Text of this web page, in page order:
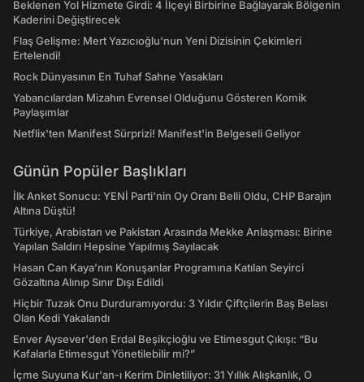
Beklenen Yol Hizmete Girdi: 4 İlçeyi Birbirine Bağlayarak Bölgenin
Kaderini Değiştirecek
Flaş Gelişme: Mert Yazıcıoğlu'nun Yeni Dizisinin Çekimleri
Ertelendi!
Rock Dünyasının En Tuhaf Sahne Yasakları
Yabancılardan Mizahın Evrensel Olduğunu Gösteren Komik
Paylaşımlar
Netflix'ten Manifest Sürprizi! Manifest'in Belgeseli Geliyor
Günün Popüler Başlıkları
İlk Anket Sonucu: YENİ Parti'nin Oy Oranı Belli Oldu, CHP Barajın
Altına Düştü!
Türkiye, Arabistan ve Pakistan Arasında Mekke Anlaşması: Birine
Yapılan Saldırı Hepsine Yapılmış Sayılacak
Hasan Can Kaya’nın Konuşanlar Programına Katılan Seyirci
Gözaltına Alınıp Sınır Dışı Edildi
Hiçbir Tuzak Onu Durduramıyordu: 3 Yıldır Çiftçilerin Baş Belası
Olan Kedi Yakalandı
Enver Aysever'den Erdal Beşikçioğlu ve Etimesgut Çıkışı: “Bu
Kafalarla Etimesgut Yönetilebilir mi?”
İçme Suyuna Kur'an-ı Kerim Dinletiliyor: 31 Yıllık Alışkanlık, O